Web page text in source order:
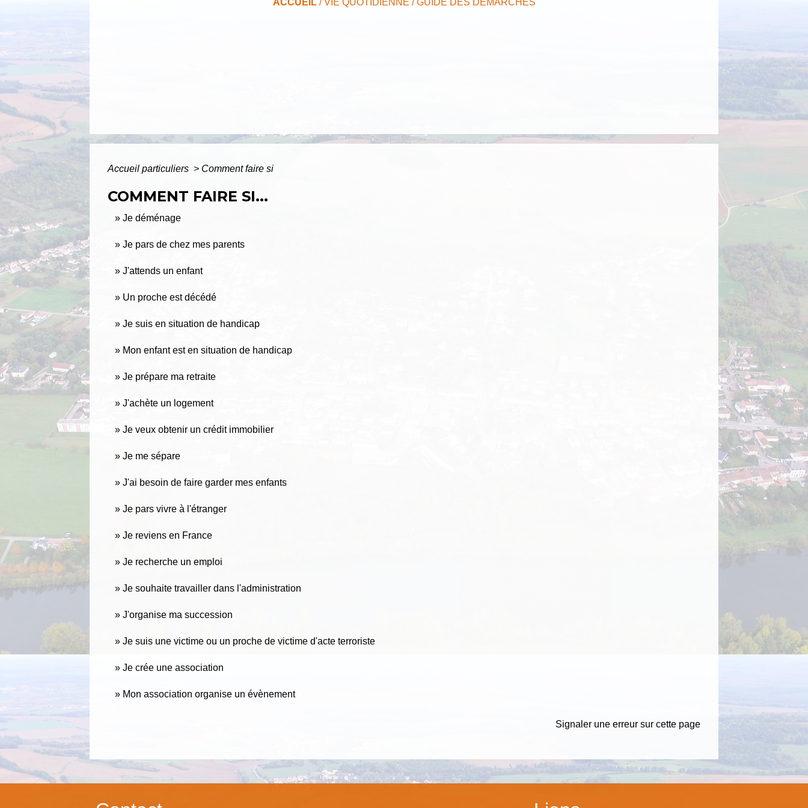
Accueil particuliers > Comment faire si
COMMENT FAIRE SI...
Je déménage
Je pars de chez mes parents
J'attends un enfant
Un proche est décédé
Je suis en situation de handicap
Mon enfant est en situation de handicap
Je prépare ma retraite
J'achète un logement
Je veux obtenir un crédit immobilier
Je me sépare
J'ai besoin de faire garder mes enfants
Je pars vivre à l'étranger
Je reviens en France
Je recherche un emploi
Je souhaite travailler dans l'administration
J'organise ma succession
Je suis une victime ou un proche de victime d'acte terroriste
Je crée une association
Mon association organise un évènement
Signaler une erreur sur cette page